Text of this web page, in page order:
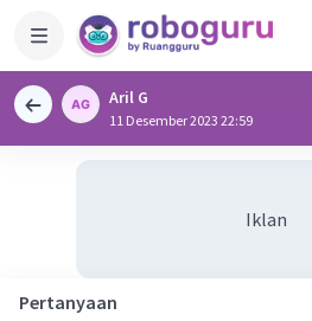
Aril G
11 Desember 2023 22:59
Iklan
Pertanyaan